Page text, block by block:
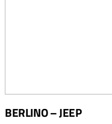
BERLINO – JEEP